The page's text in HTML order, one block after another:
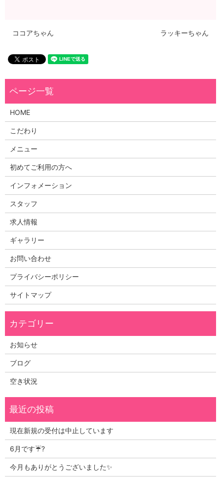
ココアちゃん ラッキーちゃん
HOME
こだわり
メニュー
初めてご利用の方へ
インフォメーション
スタッフ
求人情報
ギャラリー
お問い合わせ
プライバシーポリシー
サイトマップ
お知らせ
ブログ
空き状況
現在新規の受付は中止しています
6月です☔?
今月もありがとうございました✨